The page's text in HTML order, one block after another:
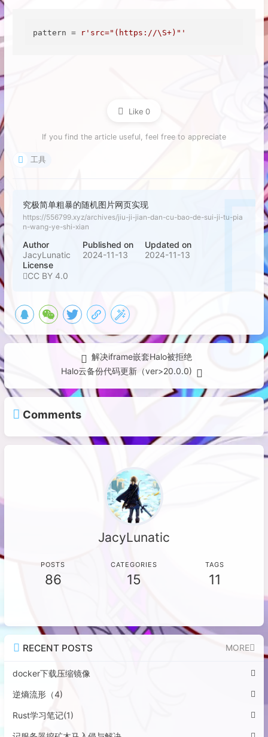
pattern = r'src="(https://\S+)"'
Like 0
If you find the article useful, feel free to appreciate
工具
究极简单粗暴的随机图片网页实现
https://556799.xyz/archives/jiu-ji-jian-dan-cu-bao-de-sui-ji-tu-pia
n-wang-ye-shi-xian
Author
JacyLunatic
Published on
2024-11-13
Updated on
2024-11-13
License
CC BY 4.0
解决iframe嵌套Halo被拒绝
Halo云备份代码更新（ver>20.0.0)
Comments
JacyLunatic
POSTS
86
CATEGORIES
15
TAGS
11
RECENT POSTS MORE
docker下载压缩镜像
逆熵流形（4)
Rust学习笔记(1)